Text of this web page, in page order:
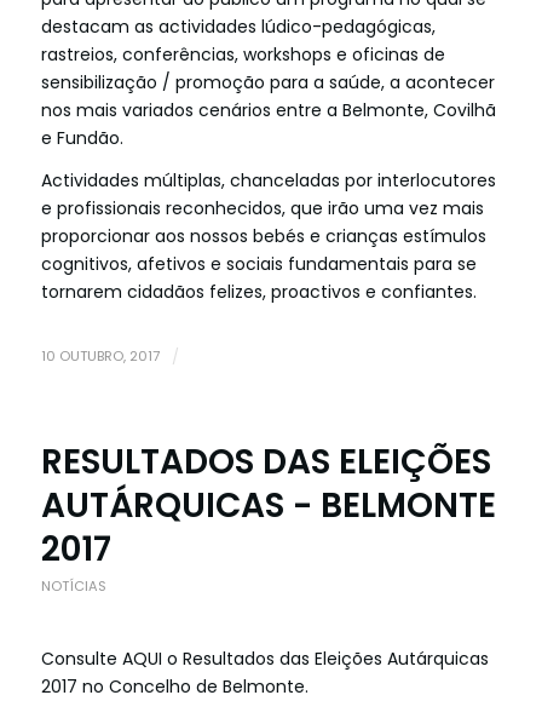
destacam as actividades lúdico-pedagógicas,
rastreios, conferências, workshops e oficinas de
sensibilização / promoção para a saúde, a acontecer
nos mais variados cenários entre a Belmonte, Covilhã
e Fundão.
Actividades múltiplas, chanceladas por interlocutores
e profissionais reconhecidos, que irão uma vez mais
proporcionar aos nossos bebés e crianças estímulos
cognitivos, afetivos e sociais fundamentais para se
tornarem cidadãos felizes, proactivos e confiantes.
10 OUTUBRO, 2017 /
RESULTADOS DAS ELEIÇÕES
AUTÁRQUICAS - BELMONTE
2017
NOTÍCIAS
Consulte AQUI o Resultados das Eleições Autárquicas
2017 no Concelho de Belmonte.